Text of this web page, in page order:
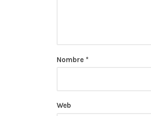
Nombre *
Web